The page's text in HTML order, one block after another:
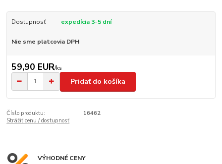
Dostupnosť expedícia 3-5 dní
Nie sme platcovia DPH
59,90 EUR/ks
Pridať do košíka
Číslo produktu:
16462
Strážiť cenu / dostupnosť
VÝHODNÉ CENY